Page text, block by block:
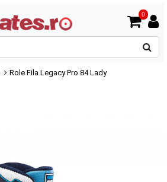
0
Role Fila Legacy Pro 84 Lady